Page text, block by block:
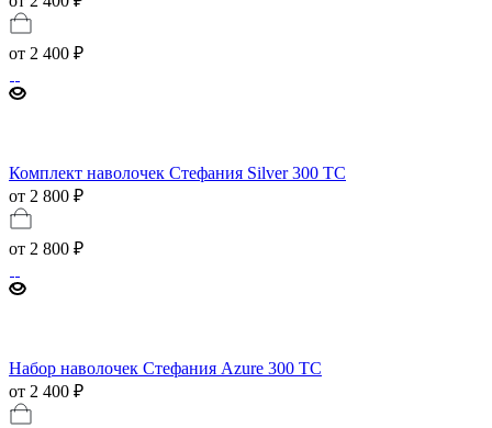
от 2 400 ₽
Комплект наволочек Стефания Silver 300 ТС
от 2 800 ₽
от 2 800 ₽
Набор наволочек Стефания Azure 300 ТС
от 2 400 ₽